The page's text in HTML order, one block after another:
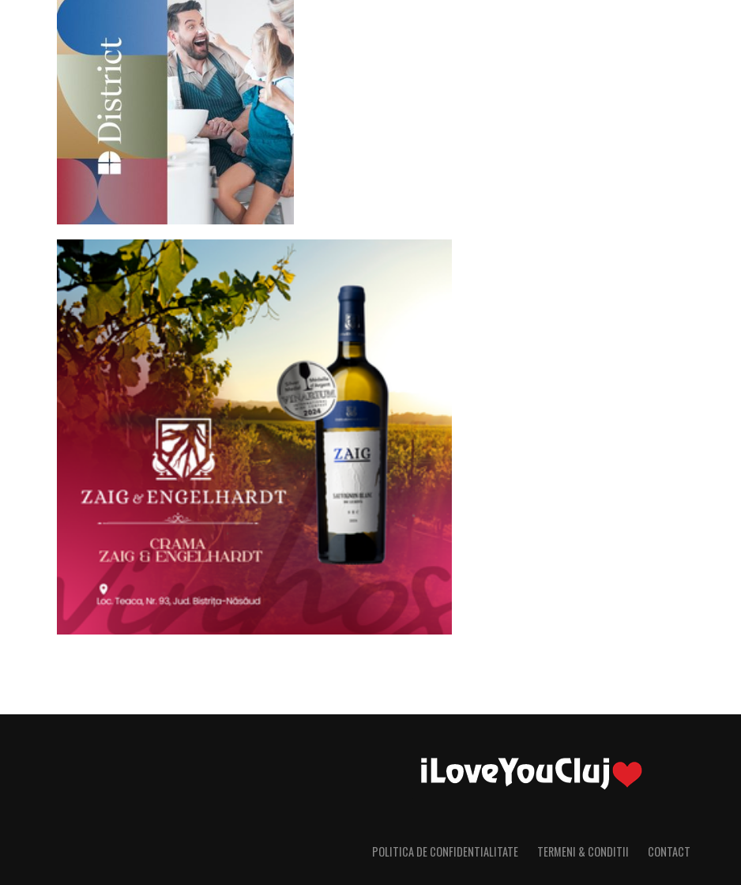
POLITICA DE CONFIDENTIALITATE TERMENI & CONDITII CONTACT